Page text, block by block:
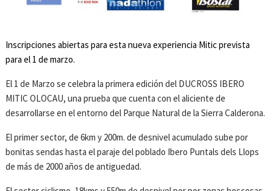
Inscripciones abiertas para esta nueva experiencia Mitic prevista
para el 1 de marzo.
El 1 de Marzo se celebra la primera edición del DUCROSS IBERO
MITIC OLOCAU, una prueba que cuenta con el aliciente de
desarrollarse en el entorno del Parque Natural de la Sierra Calderona.
El primer sector, de 6km y 200m. de desnivel acumulado sube por
bonitas sendas hasta el paraje del poblado Ibero Puntals dels Llops
de más de 2000 años de antiguedad.